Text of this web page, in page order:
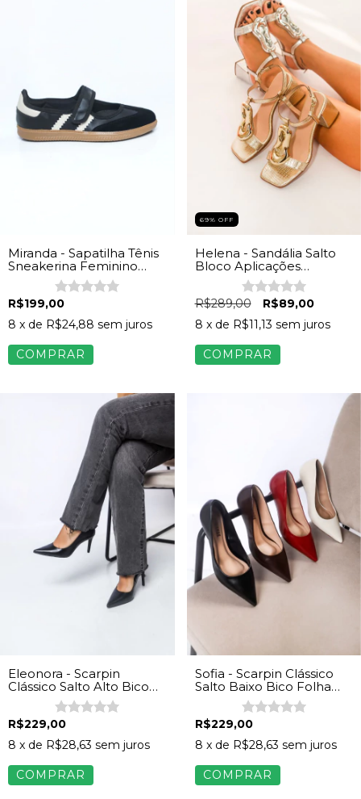
Miranda - Sapatilha Tênis
Sneakerina Feminino
Napa Preto
R$199,00
8 x de R$24,88 sem juros
COMPRAR
69% OFF
Helena - Sandália Salto
Bloco Aplicações
Feminina Prata
R$289,00
R$89,00
8 x de R$11,13 sem juros
COMPRAR
Eleonora - Scarpin
Clássico Salto Alto Bico
Folha Feminino Napa
R$229,00
8 x de R$28,63 sem juros
COMPRAR
Sofia - Scarpin Clássico
Salto Baixo Bico Folha
Feminino Napa Preto
R$229,00
8 x de R$28,63 sem juros
COMPRAR